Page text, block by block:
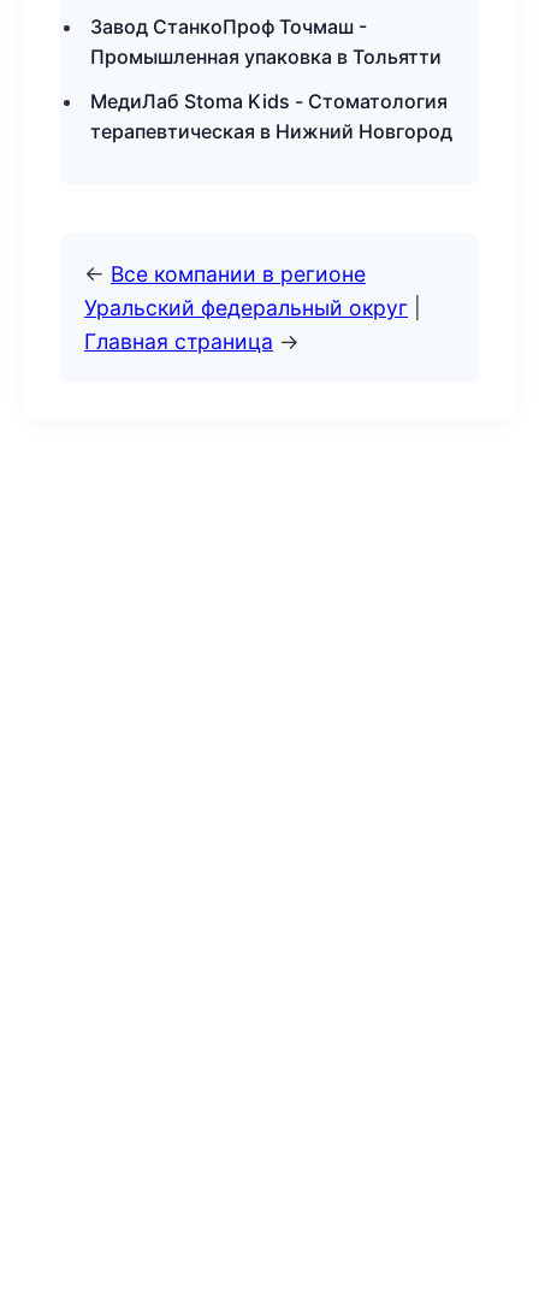
Завод СтанкоПроф Точмаш -
Промышленная упаковка в Тольятти
МедиЛаб Stoma Kids - Стоматология
терапевтическая в Нижний Новгород
← Все компании в регионе
Уральский федеральный округ
Главная страница →